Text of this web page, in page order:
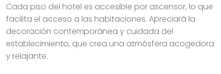
Cada piso del hotel es accesible por ascensor, lo que
facilita el acceso a las habitaciones. Apreciará la
decoración contemporánea y cuidada del
establecimiento, que crea una atmósfera acogedora
y relajante.